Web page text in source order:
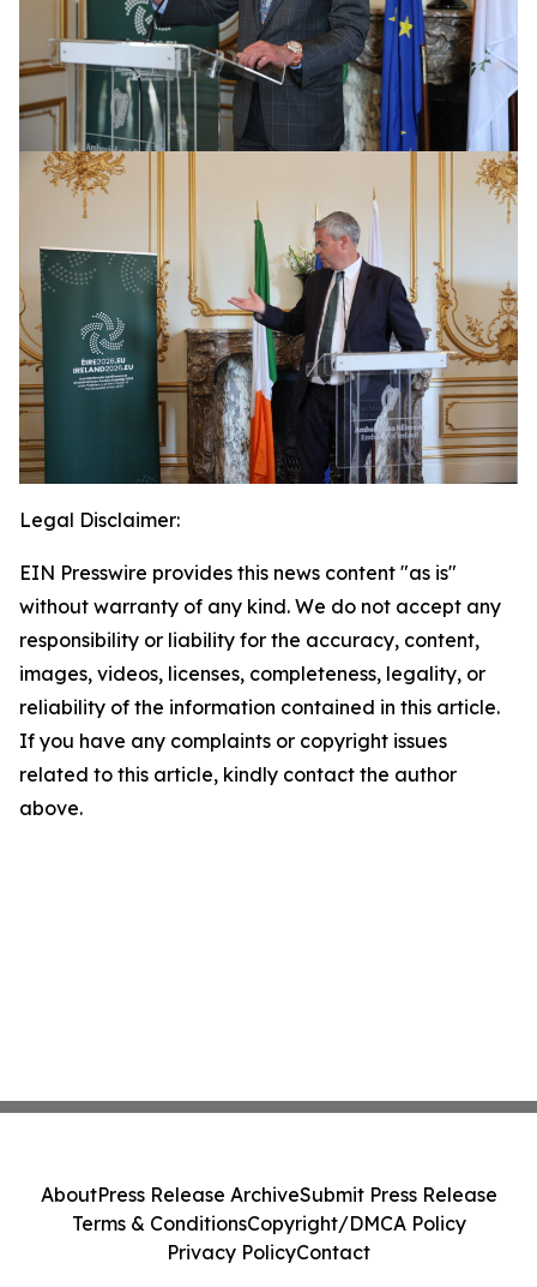
Legal Disclaimer:
EIN Presswire provides this news content "as is"
without warranty of any kind. We do not accept any
responsibility or liability for the accuracy, content,
images, videos, licenses, completeness, legality, or
reliability of the information contained in this article.
If you have any complaints or copyright issues
related to this article, kindly contact the author
above.
AboutPress Release ArchiveSubmit Press Release
Terms & ConditionsCopyright/DMCA Policy
Privacy PolicyContact